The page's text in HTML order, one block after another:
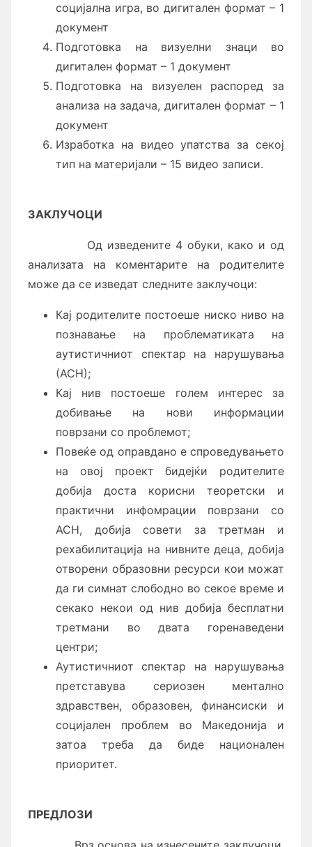
социјална игра, во дигитален формат – 1
документ
Подготовка на визуелни знаци во
дигитален формат – 1 документ
Подготовка на визуелен распоред за
анализа на задача, дигитален формат – 1
документ
Изработка на видео упатства за секој
тип на материјали – 15 видео записи.
ЗАКЛУЧОЦИ
Од изведените 4 обуки, како и од
анализата на коментарите на родителите
може да се изведат следните заклучоци:
Кај родителите постоеше ниско ниво на
познавање на проблематиката на
аутистичниот спектар на нарушувања
(АСН);
Кај нив постоеше голем интерес за
добивање на нови информации
поврзани со проблемот;
Повеќе од оправдано е спроведувањето
на овој проект бидејќи родителите
добија доста корисни теоретски и
практични инфомрации поврзани со
АСН, добија совети за третман и
рехабилитација на нивните деца, добија
отворени образовни ресурси кои можат
да ги симнат слободно во секое време и
секако некои од нив добија бесплатни
третмани во двата горенаведени
центри;
Аутистичниот спектар на нарушувања
претставува сериозен ментално
здравствен, образовен, финансиски и
социјален проблем во Македонија и
затоа треба да биде национален
приоритет.
ПРЕДЛОЗИ